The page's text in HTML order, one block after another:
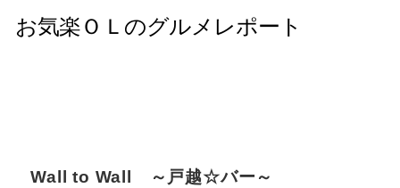
Wall to Wall ～戸越☆バー～